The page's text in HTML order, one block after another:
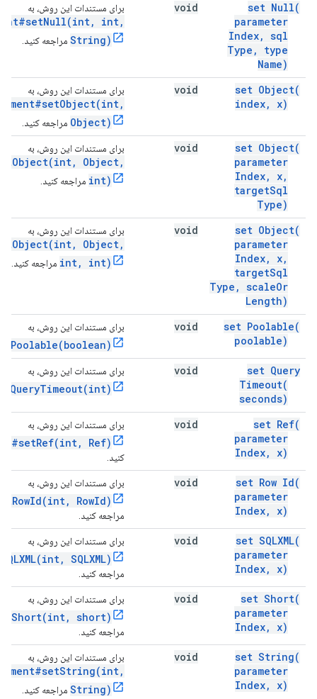
set Null(
parameter
Index, sql
Type ,
type
Name)
void برای مستندات این روش، به
int,
String) مراجعه کنید.
set Object(
index, x)
void برای مستندات این روش، به
Object) مراجعه کنید.
set Object(
parameter
Index, x,
targetSql
Type)
void برای مستندات این روش، به
Object,
int) مراجعه کنید.
set Object(
parameter
Index, x,
targetSql
Type , scaleOr
Length)
void برای مستندات این روش، به
Object,
int, int) مراجعه کنید.
set Poolable(
poolable)
void برای مستندات این روش، به
set Query
Timeout(
seconds)
void برای مستندات این روش، به
set Ref(
parameter
Index, x)
void برای مستندات این روش، به
Ref)
کنید.
set Row Id(
parameter
Index, x)
void برای مستندات این روش، به
RowId)
مراجعه کنید.
set SQLXML(
parameter
Index, x)
void برای مستندات این روش، به
SQLXML)
مراجعه کنید.
set Short(
parameter
Index, x)
void برای مستندات این روش، به
short)
مراجعه کنید.
set String(
parameter
Index, x)
void برای مستندات این روش، به
String) مراجعه کنید.